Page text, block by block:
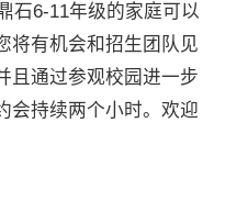
石6-11年级的家庭可以
将有机会和招生团队见
且通过参观校园进一步
会持续两个小时。欢迎